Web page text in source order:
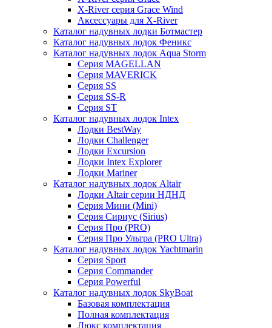
X-River серия Grace Wind
Аксессуары для X-River
Каталог надувных лодки Ботмастер
Каталог надувных лодок Феникc
Каталог надувных лодок Aqua Storm
Серия MAGELLAN
Серия MAVERICK
Серия SS
Серия SS-R
Серия ST
Каталог надувных лодок Intex
Лодки BestWay
Лодки Challenger
Лодки Excursion
Лодки Intex Explorer
Лодки Mariner
Каталог надувных лодок Altair
Лодки Altair серии НДНД
Серия Мини (Mini)
Серия Сириус (Sirius)
Серия Про (PRO)
Серия Про Ультра (PRO Ultra)
Каталог надувных лодок Yachtmarin
Серия Sport
Серия Commander
Серия Powerful
Каталог надувных лодок SkyBoat
Базовая комплектация
Полная комплектация
Люкс комплектация